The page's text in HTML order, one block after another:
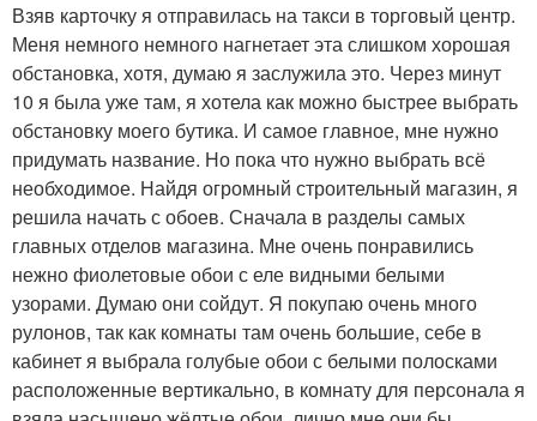
Взяв карточку я отправилась на такси в торговый центр.
Меня немного немного нагнетает эта слишком хорошая
обстановка, хотя, думаю я заслужила это. Через минут
10 я была уже там, я хотела как можно быстрее выбрать
обстановку моего бутика. И самое главное, мне нужно
придумать название. Но пока что нужно выбрать всё
необходимое. Найдя огромный строительный магазин, я
решила начать с обоев. Сначала в разделы самых
главных отделов магазина. Мне очень понравились
нежно фиолетовые обои с еле видными белыми
узорами. Думаю они сойдут. Я покупаю очень много
рулонов, так как комнаты там очень большие, себе в
кабинет я выбрала голубые обои с белыми полосками
расположенные вертикально, в комнату для персонала я